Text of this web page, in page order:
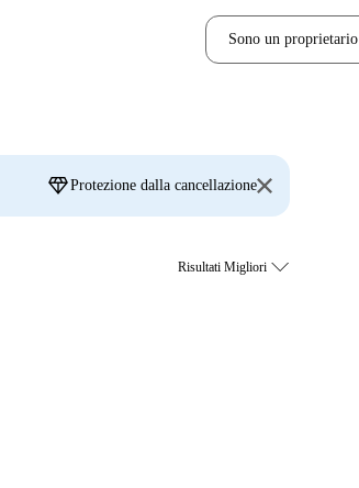
Sono un proprietario
diamondProtezione dalla cancellazione